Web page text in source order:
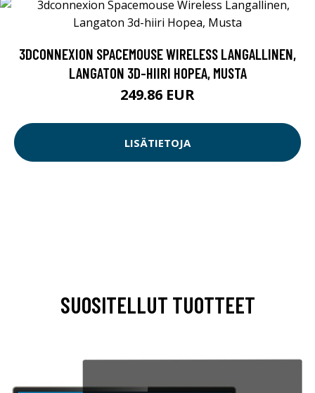
3DCONNEXION SPACEMOUSE WIRELESS LANGALLINEN,
LANGATON 3D-HIIRI HOPEA, MUSTA
249.86 EUR
LISÄTIETOJA
SUOSITELLUT TUOTTEET